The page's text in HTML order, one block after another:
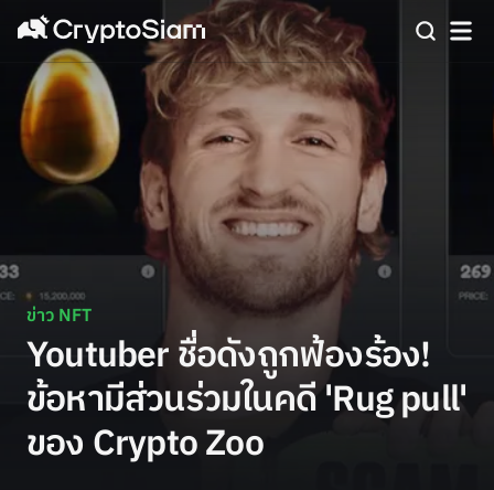
ข่าว NFT
Youtuber ชื่อดังถูกฟ้องร้อง!
ข้อหามีส่วนร่วมในคดี 'Rug pull'
ของ Crypto Zoo